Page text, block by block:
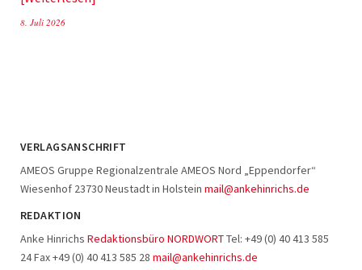
8. Juli 2026
VERLAGSANSCHRIFT
AMEOS Gruppe Regionalzentrale AMEOS Nord „Eppendorfer“
Wiesenhof 23730 Neustadt in Holstein mail@ankehinrichs.de
REDAKTION
Anke Hinrichs Redaktionsbüro NORDWORTTel: +49 (0) 40 413 585
24 Fax +49 (0) 40 413 585 28 mail@ankehinrichs.de